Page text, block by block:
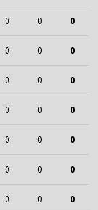
0 0 0
0 0 0
0 0 0
0 0 0
0 0 0
0 0 0
0 0 0